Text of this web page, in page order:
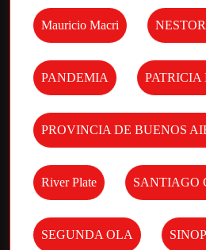
Mauricio Macri
PANDEMIA
PROVINCIA DE BUENOS
River Plate SANTIAGO
SEGUNDA OLA